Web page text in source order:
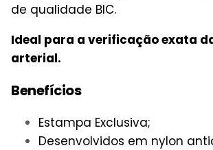
de qualidade BIC.
Ideal para a verificação exata
arterial.
Benefícios
Estampa Exclusiva;
Desenvolvidos em nylon